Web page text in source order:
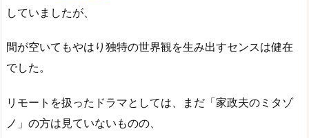
していましたが、
間が空いてもやはり独特の世界観を生み出すセンスは健在
でした。
リモートを扱ったドラマとしては、まだ「家政夫のミタゾ
ノ」の方は見ていないものの、